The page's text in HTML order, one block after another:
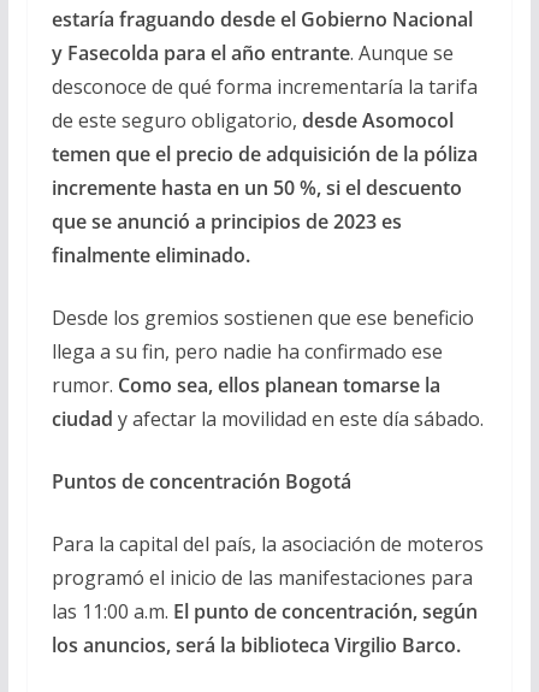
estaría fraguando desde el Gobierno Nacional
y Fasecolda para el año entrante. Aunque se
desconoce de qué forma incrementaría la tarifa
de este seguro obligatorio, desde Asomocol
temen que el precio de adquisición de la póliza
incremente hasta en un 50 %, si el descuento
que se anunció a principios de 2023 es
finalmente eliminado.
Desde los gremios sostienen que ese beneficio
llega a su fin, pero nadie ha confirmado ese
rumor. Como sea, ellos planean tomarse la
ciudad y afectar la movilidad en este día sábado.
Puntos de concentración Bogotá
Para la capital del país, la asociación de moteros
programó el inicio de las manifestaciones para
las 11:00 a.m. El punto de concentración, según
los anuncios, será la biblioteca Virgilio Barco.